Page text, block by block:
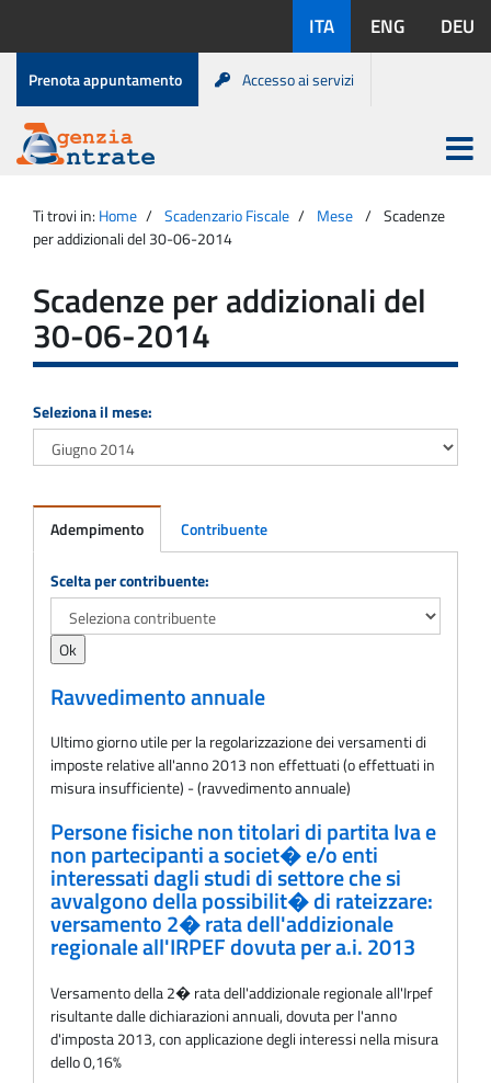
contenuto
disponibili:
ITA ENG DEU
Menu
di
servizio
Prenota appuntamento Accesso ai servizi
Agenzia
Entrate
Apri
menu
principale
Ti trovi in: Home Scadenzario Fiscale Mese
Scadenze
per addizionali del 30-06-2014
Scadenze per addizionali del
30-06-2014
Seleziona il mese:
Adempimento Contribuente
Adempimento
Scelta per contribuente:
Ravvedimento annuale
Ultimo giorno utile per la regolarizzazione dei versamenti di
imposte relative all'anno 2013 non effettuati (o effettuati in
misura insufficiente) - (ravvedimento annuale)
Persone fisiche non titolari di partita Iva e
non partecipanti a societ� e/o enti
interessati dagli studi di settore che si
avvalgono della possibilit� di rateizzare:
versamento 2� rata dell'addizionale
regionale all'IRPEF dovuta per a.i. 2013
Versamento della 2� rata dell'addizionale regionale all'Irpef
risultante dalle dichiarazioni annuali, dovuta per l'anno
d'imposta 2013, con applicazione degli interessi nella misura
dello 0,16%